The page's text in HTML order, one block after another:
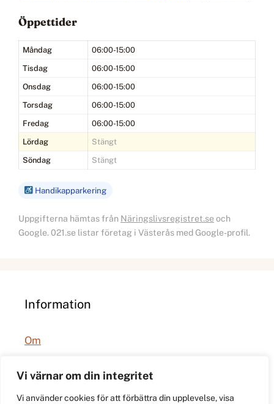
Vi värnar om din integritet
Vi använder cookies för att förbättra din upplevelse, visa
Öppettider
Måndag
06:00-15:00
Tisdag
06:00-15:00
Onsdag
06:00-15:00
Torsdag
06:00-15:00
Fredag
06:00-15:00
Lördag
Stängt
Söndag
Stängt
Handikapparkering
Uppgifterna hämtas från Näringslivsregistret.se och
Google. 021.se listar företag i Västerås med Google-profil.
Information
Om